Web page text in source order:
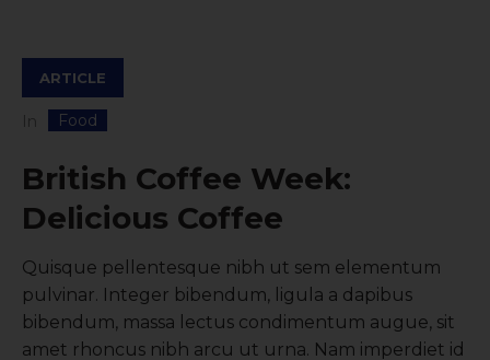
ARTICLE
In Food
British Coffee Week:
Delicious Coffee
Quisque pellentesque nibh ut sem elementum
pulvinar. Integer bibendum, ligula a dapibus
bibendum, massa lectus condimentum augue, sit
amet rhoncus nibh arcu ut urna. Nam imperdiet id